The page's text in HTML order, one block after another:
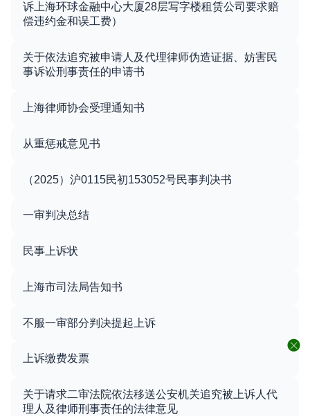
诉上海环球金融中心大厦28层写字楼租赁公司要求赔
偿违约金和误工费）
关于依法追究被申请人及代理律师伪造证据、妨害民
事诉讼刑事责任的申请书
上海律师协会受理通知书
从重惩戒意见书
（2025）沪0115民初153052号民事判决书
一审判决总结
民事上诉状
上海市司法局告知书
不服一审部分判决提起上诉
上诉缴费发票
关于请求二审法院依法移送公安机关追究被上诉人代
理人及律师刑事责任的法律意见